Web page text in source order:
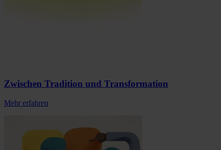
Zwischen Tradition und Transformation
Mehr erfahren